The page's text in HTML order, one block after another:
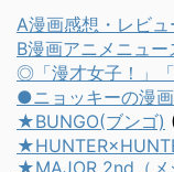
A漫画感想・レビュ
B漫画アニメニュー
◎「漫才女子！」「
●ニョッキーの漫画
★BUNGO(ブンゴ)